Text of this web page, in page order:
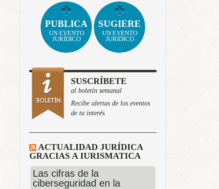
PUBLICA
UN EVENTO
JURÍDICO
SUGIERE
UN EVENTO
JURÍDICO
SUSCRÍBETE
al boletín semanal
Recibe alertas de los eventos
de tu interés
ACTUALIDAD JURÍDICA
GRACIAS A IURISMATICA
Las cifras de la
ciberseguridad en la